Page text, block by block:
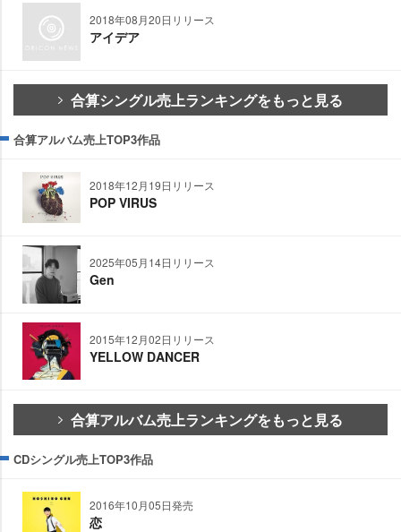
2018年08月20日リリース
アイデア
合算シングル売上ランキングをもっと見る
合算アルバム売上TOP3作品
2018年12月19日リリース
POP VIRUS
2025年05月14日リリース
Gen
2015年12月02日リリース
YELLOW DANCER
合算アルバム売上ランキングをもっと見る
CDシングル売上TOP3作品
2016年10月05日発売
恋